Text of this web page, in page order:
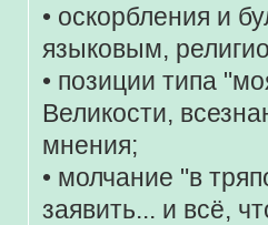
• оскорбления и
языковым,
• позиции типа
Великости,
мнения;
• молчание "в
заявить... и всё,